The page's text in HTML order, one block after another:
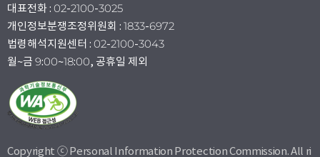
대표전화 : 02-2100-3025
개인정보분쟁조정위원회 : 1833-6972
법령해석지원센터 : 02-2100-3043
월~금 9:00~18:00, 공휴일 제외
Copyright ⓒ Personal Information Protection Commission. All ri